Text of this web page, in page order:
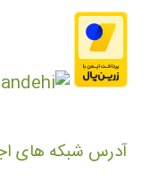
آدرس شبکه های